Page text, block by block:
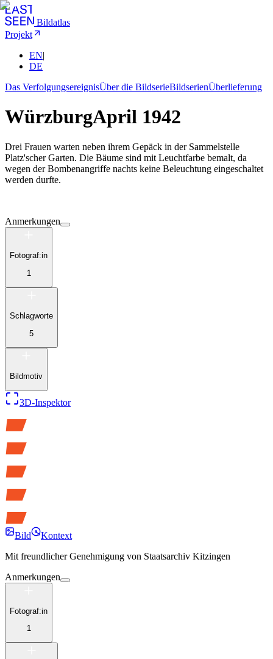
Bildatlas
Projekt
EN|
DE
Das VerfolgungsereignisÜber die BildserieBildserienÜberlieferung
WürzburgApril 1942
Drei Frauen warten neben ihrem Gepäck in der Sammelstelle
Platz'scher Garten. Die Bäume sind mit Leuchtfarbe bemalt, da
wegen der Bombenangriffe nachts keine Beleuchtung eingeschaltet
werden durfte.
Anmerkungen
Fotograf:in
1
Schlagworte
5
Bildmotiv
3D-Inspektor
Bild
Kontext
Mit freundlicher Genehmigung von Staatsarchiv Kitzingen
Anmerkungen
Fotograf:in
1